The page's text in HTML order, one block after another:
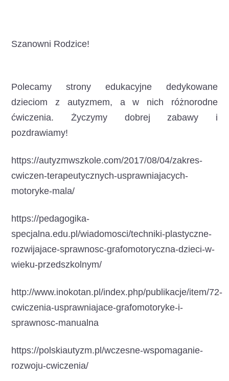
Szanowni Rodzice!
Polecamy strony edukacyjne dedykowane
dzieciom z autyzmem, a w nich różnorodne
ćwiczenia. Życzymy dobrej zabawy i
pozdrawiamy!
https://autyzmwszkole.com/2017/08/04/zakres-
cwiczen-terapeutycznych-usprawniajacych-
motoryke-mala/
https://pedagogika-
specjalna.edu.pl/wiadomosci/techniki-plastyczne-
rozwijajace-sprawnosc-grafomotoryczna-dzieci-w-
wieku-przedszkolnym/
http://www.inokotan.pl/index.php/publikacje/item/72-
cwiczenia-usprawniajace-grafomotoryke-i-
sprawnosc-manualna
https://polskiautyzm.pl/wczesne-wspomaganie-
rozwoju-cwiczenia/